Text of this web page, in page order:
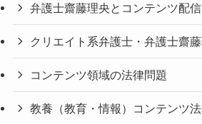
弁護士齋藤理央とコンテンツ配
クリエイト系弁護士・弁護士齋
コンテンツ領域の法律問題
教養（教育・情報）コンテンツ